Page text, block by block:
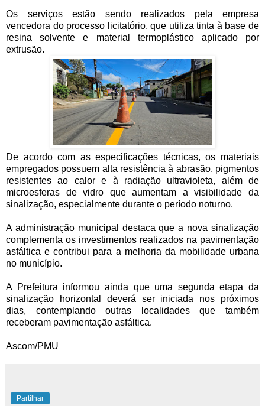
Os serviços estão sendo realizados pela empresa
vencedora do processo licitatório, que utiliza tinta à base de
resina solvente e material termoplástico aplicado por
extrusão.
De acordo com as especificações técnicas, os materiais
empregados possuem alta resistência à abrasão, pigmentos
resistentes ao calor e à radiação ultravioleta, além de
microesferas de vidro que aumentam a visibilidade da
sinalização, especialmente durante o período noturno.
A administração municipal destaca que a nova sinalização
complementa os investimentos realizados na pavimentação
asfáltica e contribui para a melhoria da mobilidade urbana
no município.
A Prefeitura informou ainda que uma segunda etapa da
sinalização horizontal deverá ser iniciada nos próximos
dias, contemplando outras localidades que também
receberam pavimentação asfáltica.
Ascom/PMU
Partilhar